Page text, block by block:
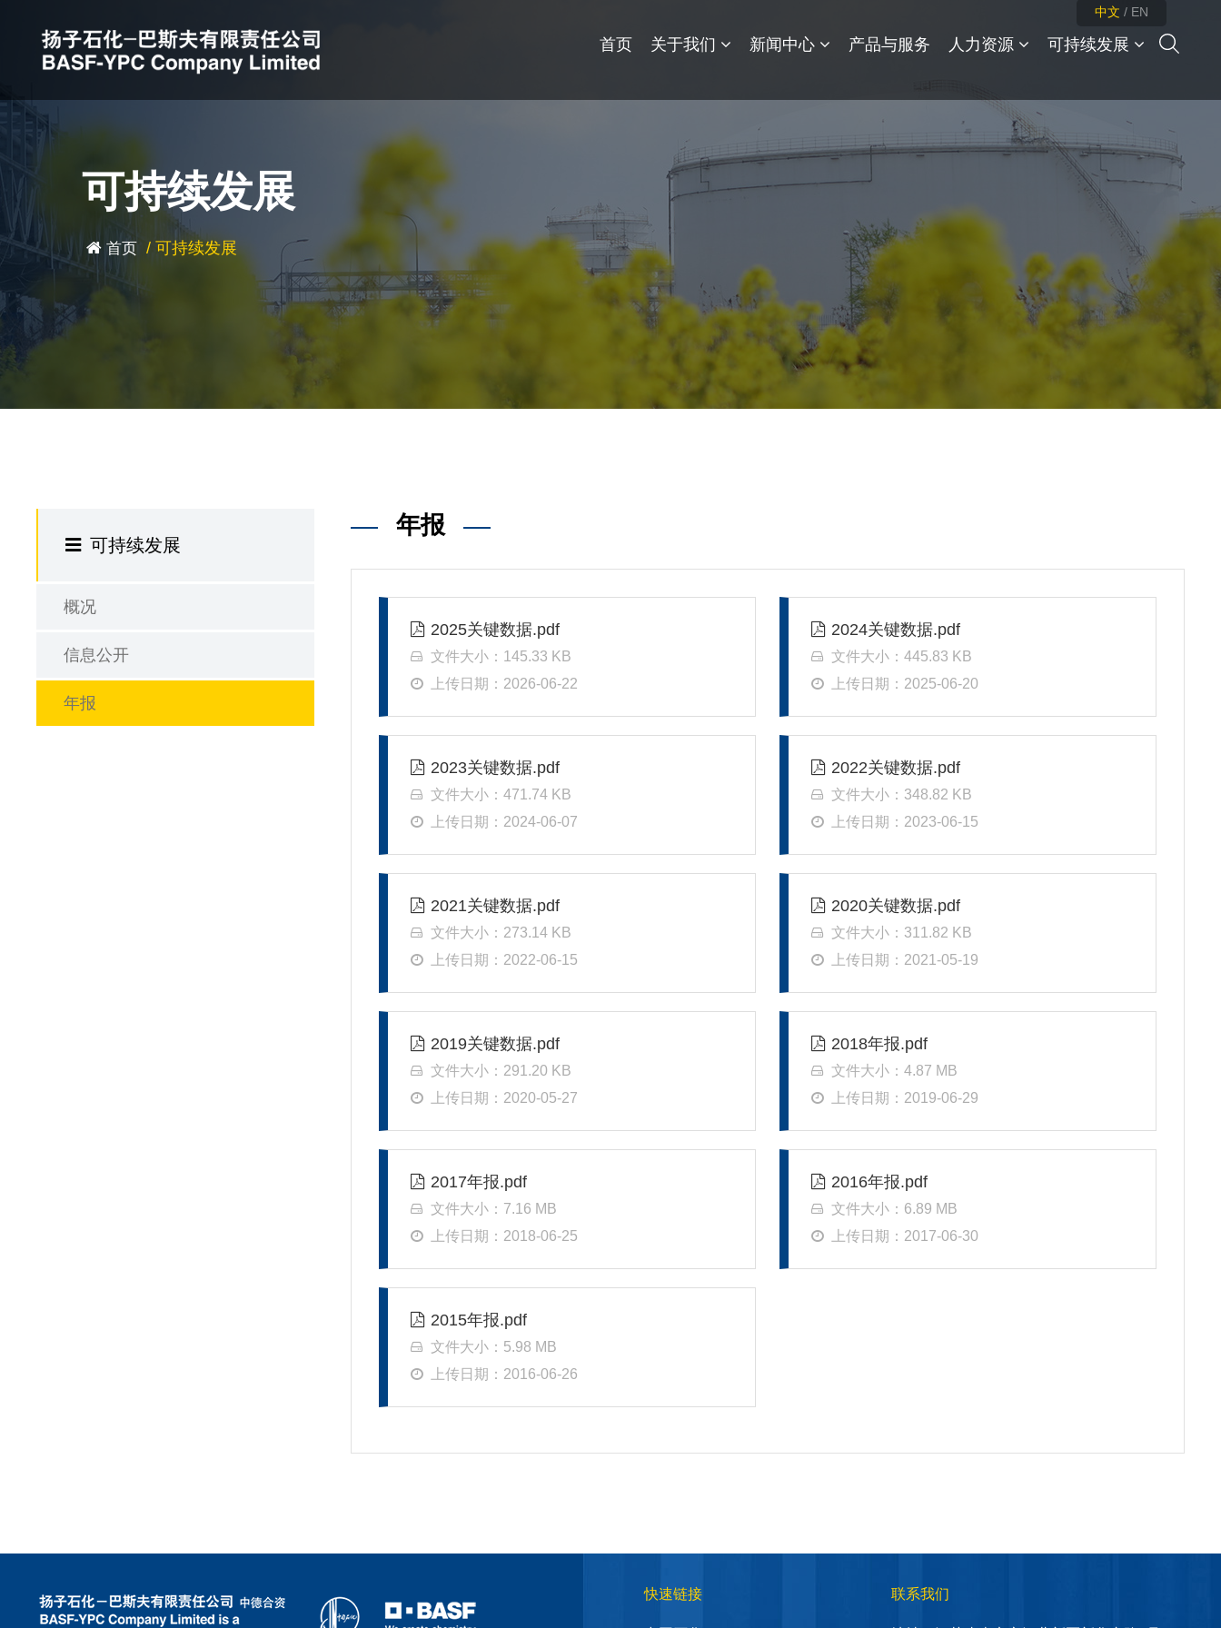
首页 关于我们 新闻中心 产品与服务 人力资源 可持续发展
中文 / EN
可持续发展
首页 / 可持续发展
可持续发展
概况
信息公开
年报
年报
2025关键数据.pdf
文件大小：145.33 KB
上传日期：2026-06-22
2024关键数据.pdf
文件大小：445.83 KB
上传日期：2025-06-20
2023关键数据.pdf
文件大小：471.74 KB
上传日期：2024-06-07
2022关键数据.pdf
文件大小：348.82 KB
上传日期：2023-06-15
2021关键数据.pdf
文件大小：273.14 KB
上传日期：2022-06-15
2020关键数据.pdf
文件大小：311.82 KB
上传日期：2021-05-19
2019关键数据.pdf
文件大小：291.20 KB
上传日期：2020-05-27
2018年报.pdf
文件大小：4.87 MB
上传日期：2019-06-29
2017年报.pdf
文件大小：7.16 MB
上传日期：2018-06-25
2016年报.pdf
文件大小：6.89 MB
上传日期：2017-06-30
2015年报.pdf
文件大小：5.98 MB
上传日期：2016-06-26
快速链接 联系我们